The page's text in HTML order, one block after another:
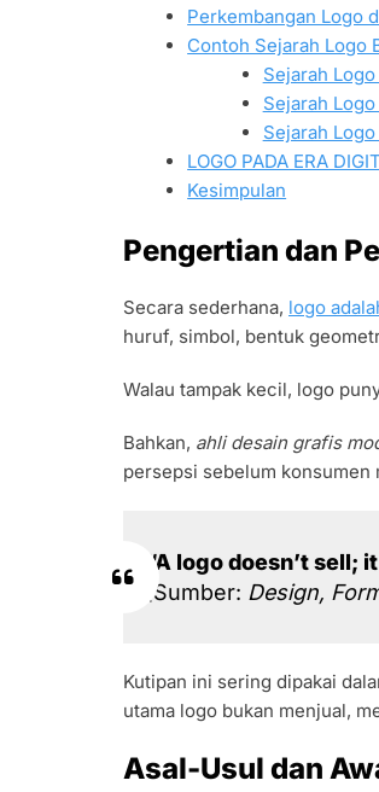
Perkembangan Logo
Contoh Sejarah Logo
Sejarah
Sejarah
Sejarah
LOGO PADA ERA
Kesimpulan
Pengertian dan
Secara sederhana, logo
huruf, simbol, bentuk
Walau tampak kecil, logo
Bahkan, ahli desain grafis
persepsi sebelum konsumen
“A logo doesn’t sell;
(Sumber: Design,
Kutipan ini sering dipakai
utama logo bukan menjual,
Asal-Usul dan